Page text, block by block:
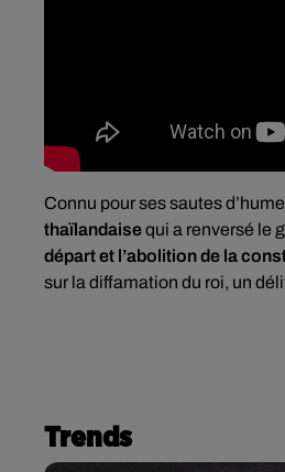
Connu pour ses sautes
thaïlandaisequi a renversé le
départ et l’abolition de la
sur la diffamation du roi, un
Trends